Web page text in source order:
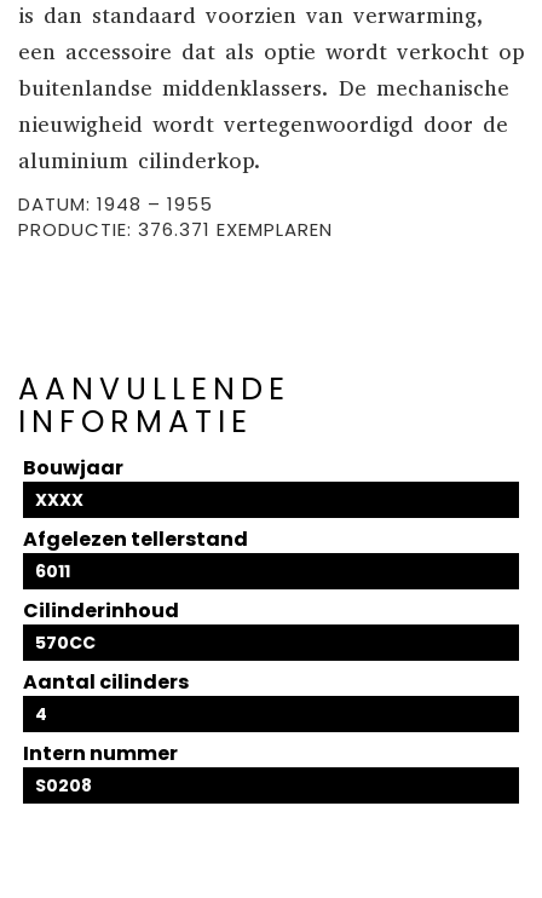
is dan standaard voorzien van verwarming,
een accessoire dat als optie wordt verkocht op
buitenlandse middenklassers. De mechanische
nieuwigheid wordt vertegenwoordigd door de
aluminium cilinderkop.
DATUM: 1948 – 1955
PRODUCTIE: 376.371 EXEMPLAREN
AANVULLENDE
INFORMATIE
Bouwjaar
XXXX
Afgelezen tellerstand
6011
Cilinderinhoud
570CC
Aantal cilinders
4
Intern nummer
S0208